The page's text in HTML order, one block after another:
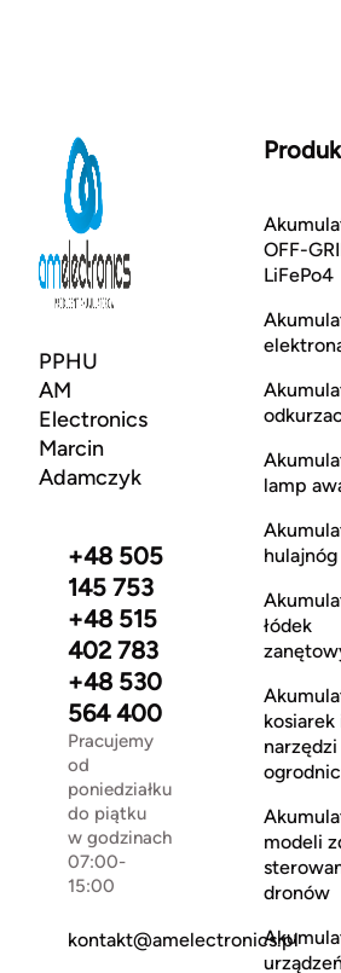
PPHU
AM
Electronics
Marcin
Adamczyk
+48 505
145 753
+48 515
402 783
+48 530
564 400
Pracujemy
od
poniedziałku
do piątku
w godzinach
07:00-
15:00
kontakt@amelectronics.pl
OFF-
LiFePo4
lamp
łódek
kosiarek
narzędzi
modeli
dronów